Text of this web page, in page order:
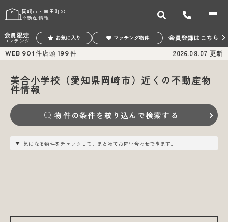
岡崎市・幸田町の
不動産情報
会員限定
コンテンツ お気に入り マッチング物件 会員登録はこちら
WEB 901件店頭 199件 2026.08.07 更新
美合小学校（愛知県岡崎市）近くの不動産物
件情報
物件の条件を絞り込んで検索する
気になる物件をチェックして、まとめてお問い合わせできます。